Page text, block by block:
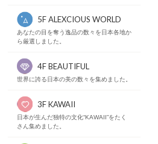
5F ALEXCIOUS WORLD
あなたの目を奪う逸品の数々を日本各地か
ら厳選しました。
4F BEAUTIFUL
世界に誇る日本の美の数々を集めました。
3F KAWAII
日本が生んだ独特の文化“KAWAII”をたく
さん集めました。